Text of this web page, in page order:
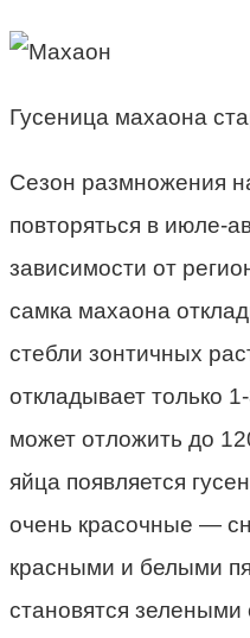
Гусеница махаона
Сезон размножения
повторяться в июле-
зависимости от
самка махаона
стебли зонтичных
откладывает только
может отложить до
яйца появляется
очень красочные —
красными и белыми
становятся